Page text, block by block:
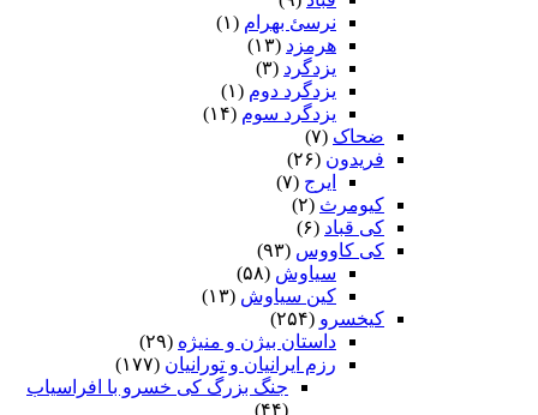
نرسئ بهرام‏ (۱)
هرمزد (۱۳)
یزدگرد (۳)
یزدگرد دوم (۱)
یزدگرد سوم (۱۴)
ضحاک (۷)
فریدون (۲۶)
ایرج (۷)
کیومرث (۲)
کی قباد (۶)
کی کاووس (۹۳)
سیاوش (۵۸)
کین سیاوش (۱۳)
کیخسرو (۲۵۴)
داستان بیژن و منیژه (۲۹)
رزم ایرانیان و تورانیان (۱۷۷)
جنگ بزرگ کی خسرو با افراسیاب
(۴۴)